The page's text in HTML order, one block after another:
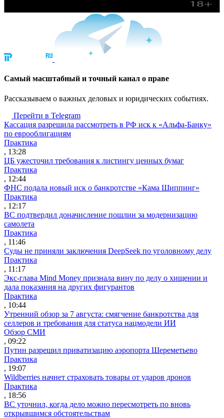
Cамый масштабный и точный канал о праве
Рассказываем о важных деловых и юридических событиях.
Перейти в Telegram
Кассация разрешила рассмотреть в РФ иск к «Альфа-Банку»
по еврооблигациям
Практика
, 13:28
ЦБ ужесточил требования к листингу ценных бумаг
Практика
, 12:44
ФНС подала новый иск о банкротстве «Кама Шиппинг»
Практика
, 12:17
ВС подтвердил доначисление пошлин за модернизацию
самолета
Практика
, 11:46
Суды не приняли заключения DeepSeek по уголовному делу
Практика
, 11:17
Экс-глава Mind Money признала вину по делу о хищении и
дала показания на других фигурантов
Практика
, 10:44
Утренний обзор за 7 августа: смягчение банкротства для
селлеров и требования для статуса нацмодели ИИ
Обзор СМИ
, 09:22
Путин разрешил приватизацию аэропорта Шереметьево
Практика
, 19:07
Wildberries начнет страховать товары от ударов дронов
Практика
, 18:56
ВС уточнил, когда дело можно пересмотреть по вновь
открывшимся обстоятельствам